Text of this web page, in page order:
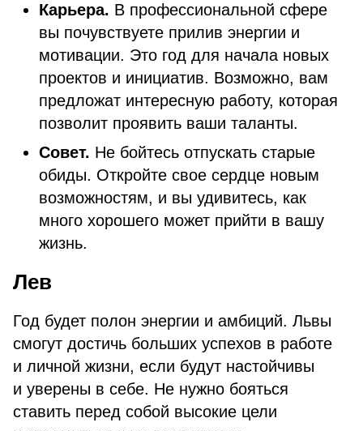
Карьера. В профессиональной сфере
вы почувствуете прилив энергии и
мотивации. Это год для начала новых
проектов и инициатив. Возможно, вам
предложат интересную работу, которая
позволит проявить ваши таланты.
Совет. Не бойтесь отпускать старые
обиды. Откройте свое сердце новым
возможностям, и вы удивитесь, как
много хорошего может прийти в вашу
жизнь.
Лев
Год будет полон энергии и амбиций. Львы
смогут достичь больших успехов в работе
и личной жизни, если будут настойчивы
и уверены в себе. Не нужно бояться
ставить перед собой высокие цели